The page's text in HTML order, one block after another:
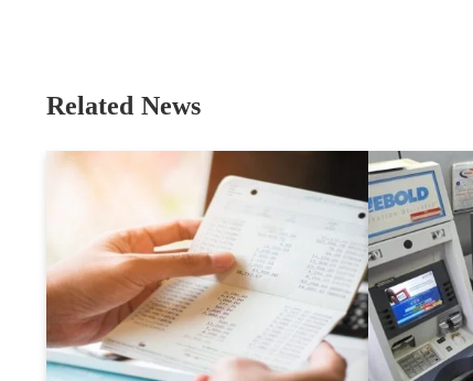
Related News